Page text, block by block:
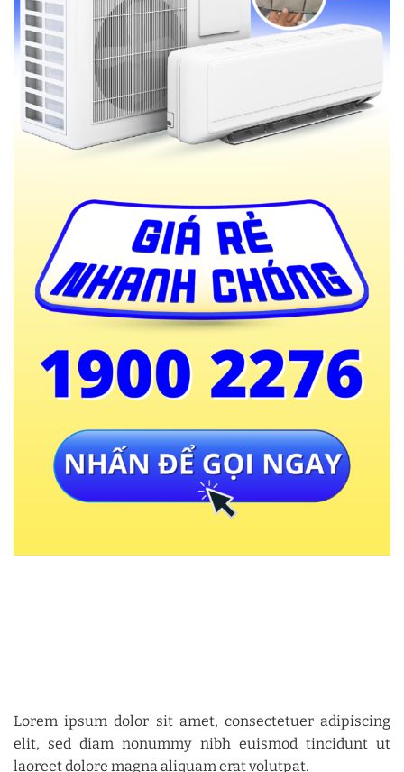
Lorem ipsum dolor sit amet, consectetuer adipiscing
elit, sed diam nonummy nibh euismod tincidunt ut
laoreet dolore magna aliquam erat volutpat.